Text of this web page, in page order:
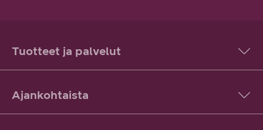
Tuotteet ja palvelut
Ajankohtaista